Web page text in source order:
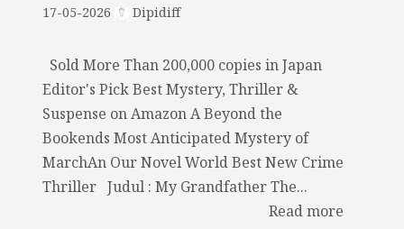
17-05-2026 Dipidiff
Sold More Than 200,000 copies in Japan
Editor's Pick Best Mystery, Thriller &
Suspense on Amazon A Beyond the
Bookends Most Anticipated Mystery of
MarchAn Our Novel World Best New Crime
Thriller Judul : My Grandfather The...
Read more